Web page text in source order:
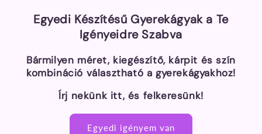
Egyedi Készítésű Gyerekágyak a Te
Igényeidre Szabva
Bármilyen méret, kiegészítő, kárpit és szín
kombináció választható a gyerekágyakhoz!
Írj nekünk itt, és felkeresünk!
Egyedi igényem van